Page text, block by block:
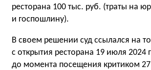
ресторана 100 тыс. руб. (траты на
и госпошлину).
В своем решении суд ссылался на
с открытия ресторана 19 июля 2024
до момента посещения критиком 27